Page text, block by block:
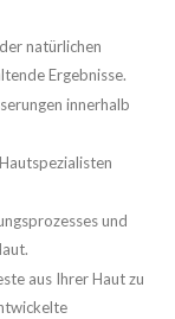
natürlichen
Ergebnisse.
innerhalb
und
aus Ihrer Haut zu